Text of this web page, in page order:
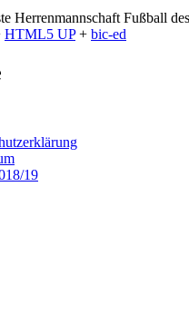
Herrenmannschaft Fußball
HTML5 UP+ bic-ed
19